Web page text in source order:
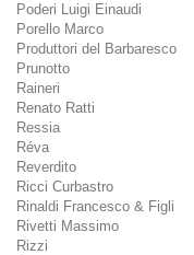
Poderi Luigi Einaudi
Porello Marco
Produttori del Barbaresco
Prunotto
Raineri
Renato Ratti
Ressia
Réva
Reverdito
Ricci Curbastro
Rinaldi Francesco & Figli
Rivetti Massimo
Rizzi